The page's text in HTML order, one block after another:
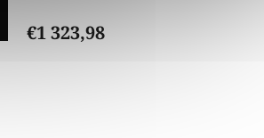
€1 323,98